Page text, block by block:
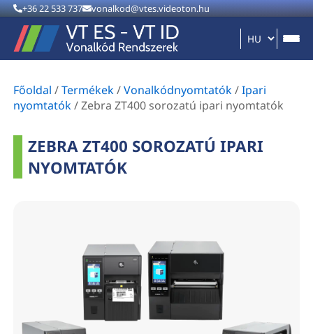
+36 22 533 737 vonalkod@vtes.videoton.hu
Főoldal /Termékek/Vonalkódnyomtatók/Ipari
nyomtatók/Zebra ZT400 sorozatú ipari nyomtatók
ZEBRA ZT400 SOROZATÚ IPARI
NYOMTATÓK